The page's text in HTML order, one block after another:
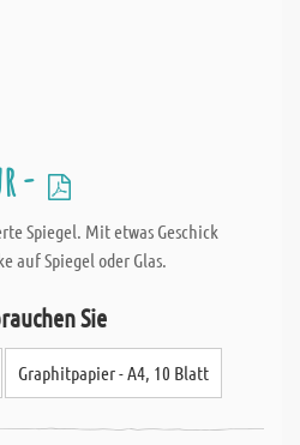
-
Spiegel. Mit etwas Geschick
auf Spiegel oder Glas.
Sie
Graphitpapier - A4, 10 Blatt